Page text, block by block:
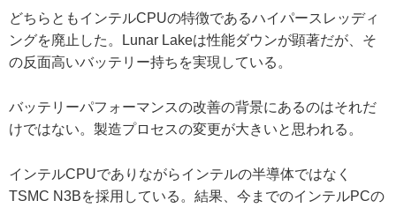
どちらともインテルCPUの特徴であるハイパースレッディ
ングを廃止した。Lunar Lakeは性能ダウンが顕著だが、そ
の反面高いバッテリー持ちを実現している。
バッテリーパフォーマンスの改善の背景にあるのはそれだ
けではない。製造プロセスの変更が大きいと思われる。
インテルCPUでありながらインテルの半導体ではなく
TSMC N3Bを採用している。結果、今までのインテルPCの